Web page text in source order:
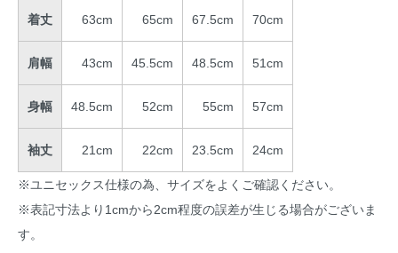
着丈 63cm 65cm 67.5cm 70cm
肩幅 43cm 45.5cm 48.5cm 51cm
身幅 48.5cm 52cm 55cm 57cm
袖丈 21cm 22cm 23.5cm 24cm
※ユニセックス仕様の為、サイズをよくご確認ください。
※表記寸法より1cmから2cm程度の誤差が生じる場合がございま
す。